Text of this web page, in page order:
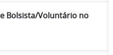
Bolsista/Voluntário no